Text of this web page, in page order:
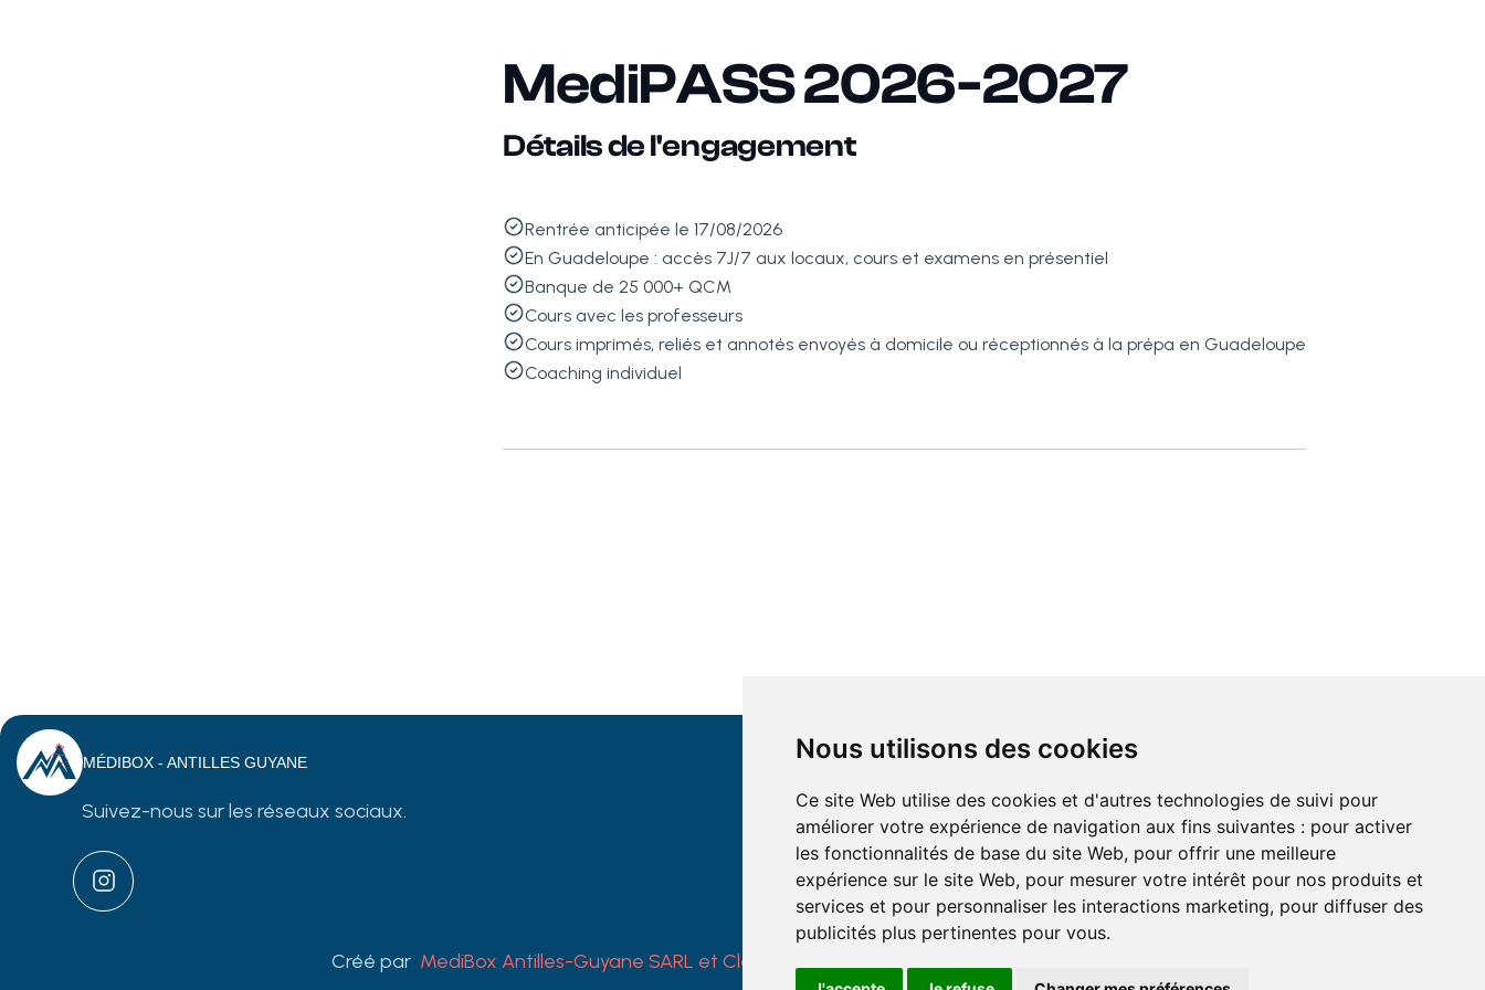
Nous utilisons des cookies
Ce site Web utilise des cookies et d'autres technologies de suivi pour
améliorer votre expérience de navigation aux fins suivantes : pour activer
les fonctionnalités de base du site Web, pour offrir une meilleure
expérience sur le site Web, pour mesurer votre intérêt pour nos produits et
services et pour personnaliser les interactions marketing, pour diffuser des
publicités plus pertinentes pour vous.
MediPASS 2026-2027
Détails de l'engagement
Rentrée anticipée le 17/08/2026
En Guadeloupe : accès 7J/7 aux locaux, cours et examens en présentiel
Banque de 25 000+ QCM
Cours avec les professeurs
Cours imprimés, reliés et annotés envoyés à domicile ou réceptionnés à la prépa en Guadeloupe
Coaching individuel
MÉDIBOX - ANTILLES GUYANE
Suivez-nous sur les réseaux sociaux.
Mentions Légales
Politique De Confidentialité
Conditions Générales De Vente
Créé par MediBox Antilles-Guyane SARL et Clément Seguin EI